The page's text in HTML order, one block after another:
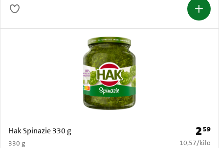
Hak Spinazie 330 g
330 g
Prijs:
259
€ 10,57 per
10,57/kilo